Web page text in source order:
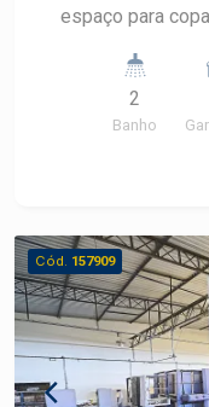
espaço para
2
Banho
Cód. 157909